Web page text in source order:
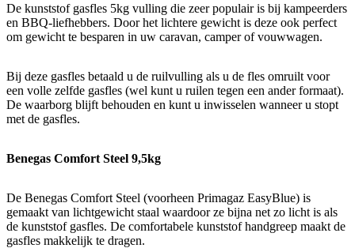
De kunststof gasfles 5kg vulling die zeer populair is bij kampeerders
en BBQ-liefhebbers. Door het lichtere gewicht is deze ook perfect
om gewicht te besparen in uw caravan, camper of vouwwagen.
Bij deze gasfles betaald u de ruilvulling als u de fles omruilt voor
een volle zelfde gasfles (wel kunt u ruilen tegen een ander formaat).
De waarborg blijft behouden en kunt u inwisselen wanneer u stopt
met de gasfles.
Benegas Comfort Steel 9,5kg
De Benegas Comfort Steel (voorheen Primagaz EasyBlue) is
gemaakt van lichtgewicht staal waardoor ze bijna net zo licht is als
de kunststof gasfles. De comfortabele kunststof handgreep maakt de
gasfles makkelijk te dragen.